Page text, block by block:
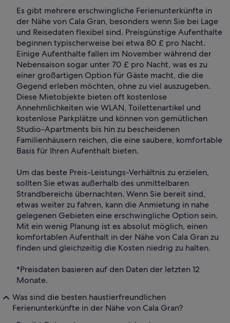
Es gibt mehrere erschwingliche Ferienunterkünfte in
der Nähe von Cala Gran, besonders wenn Sie bei Lage
und Reisedaten flexibel sind. Preisgünstige Aufenthalte
beginnen typischerweise bei etwa 80 £ pro Nacht.
Einige Aufenthalte fallen im November während der
Nebensaison sogar unter 70 £ pro Nacht, was es zu
einer großartigen Option für Gäste macht, die die
Gegend erleben möchten, ohne zu viel auszugeben.
Diese Mietobjekte bieten oft kostenlose
Annehmlichkeiten wie WLAN, Toilettenartikel und
kostenlose Parkplätze und können von gemütlichen
Studio-Apartments bis hin zu bescheidenen
Familienhäusern reichen, die eine saubere, komfortable
Basis für Ihren Aufenthalt bieten.
Um das beste Preis-Leistungs-Verhältnis zu erzielen,
sollten Sie etwas außerhalb des unmittelbaren
Strandbereichs übernachten. Wenn Sie bereit sind,
etwas weiter zu fahren, kann die Anmietung in nahe
gelegenen Gebieten eine erschwingliche Option sein.
Mit ein wenig Planung ist es absolut möglich, einen
komfortablen Aufenthalt in der Nähe von Cala Gran zu
finden und gleichzeitig die Kosten niedrig zu halten.
*Preisdaten basieren auf den Daten der letzten 12
Monate.
Was sind die besten haustierfreundlichen
Ferienunterkünfte in der Nähe von Cala Gran?